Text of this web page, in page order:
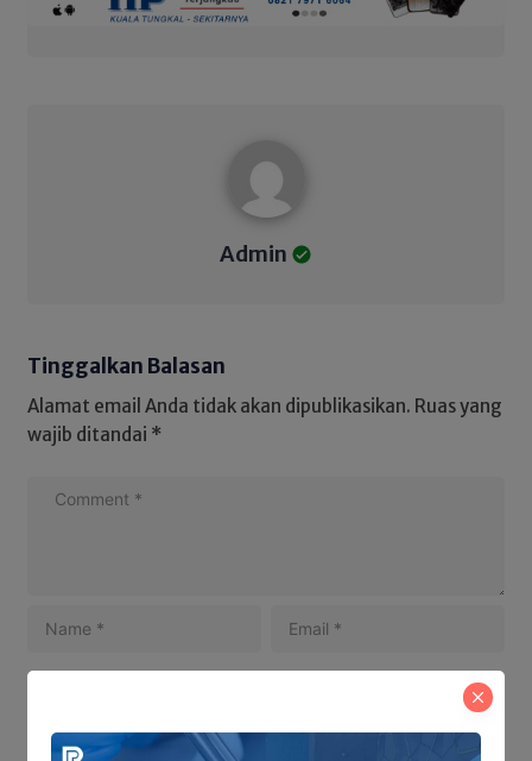
Admin
Tinggalkan Balasan
Alamat email Anda tidak akan dipublikasikan. Ruas yang
wajib ditandai *
Save my name and email in this browser for the next